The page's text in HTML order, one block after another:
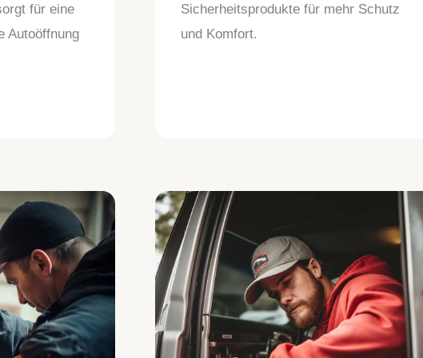
für eine
Autoöffnung
Sicherheitsprodukte für mehr Schutz
und Komfort.